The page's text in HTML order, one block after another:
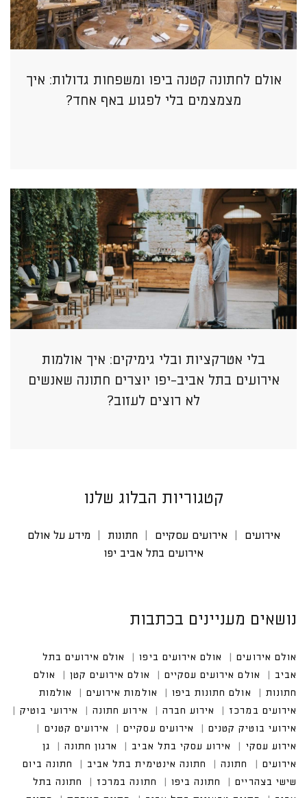
אולם לחתונה קטנה ביפו ומשפחות גדולות: איך
מצמצמים בלי לפגוע באף אחד?
בלי אטרקציות ובלי גימיקים: איך אולמות
אירועים בתל אביב-יפו יוצרים חתונה שאנשים
לא רוצים לעזוב?
קטגוריות הבלוג שלנו
אירועים אירועים עסקיים חתונות
מידע על אולם
אירועים בתל אביב יפו
נושאים מעניינים בכתבות
אולם אירועים אולם אירועים ביפו
אולם אירועים בתל א
ביב
אולם אירועים עסקיים אולם אירועים קטן
אולם חתונ
ות
אולם חתונות ביפו אולמות אירועים
אולמות אירועים
במרכז
אירוע חברה אירוע חתונה
אירועי בוטיק
אירועי בוטיק קטנים
אירועים עסקיים
אירוע עסקי בתל אביב
חתונה אינטימית בתל אביב
חתונה ביום שישי בצהריים